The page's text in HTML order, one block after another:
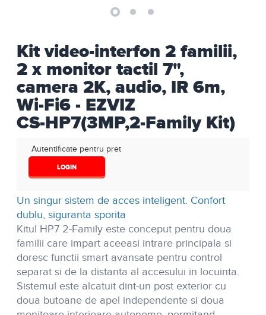
Kit video-interfon 2 familii,
2 x monitor tactil 7",
camera 2K, audio, IR 6m,
Wi-Fi6 - EZVIZ
CS-HP7(3MP,2-Family Kit)
Autentificate pentru pret
LOGIN
Un singur sistem de acces inteligent. Confort
dublu, siguranta sporita
Kitul HP7 2-Family este conceput pentru doua
familii care impart aceeasi intrare principala si
doresc functii smart avansate pentru control
separat si de la distanta al accesului in locuinta.
Sistemul este alcatuit dint-un post exterior cu
doua butoane de apel independente si doua